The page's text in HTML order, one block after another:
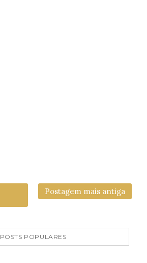
Postagem mais antiga
POSTS POPULARES